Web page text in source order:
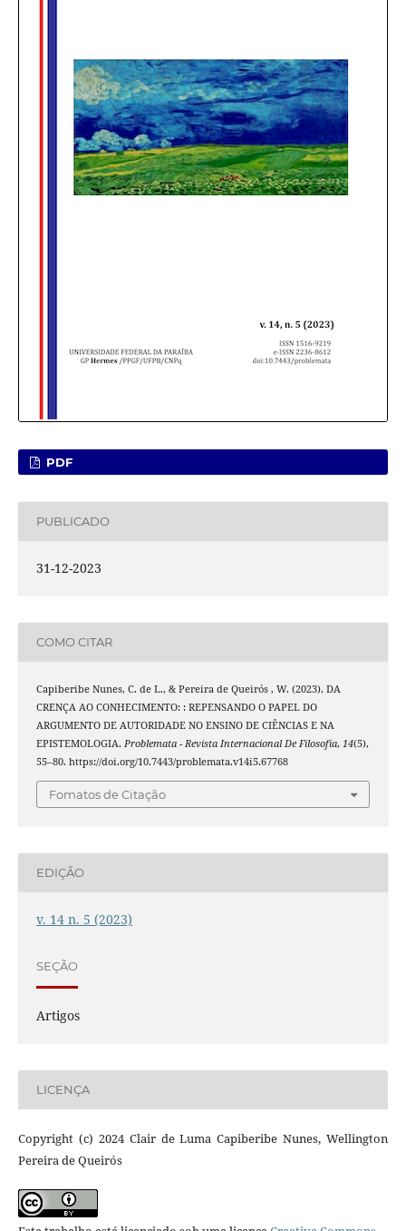
PDF
PUBLICADO
31-12-2023
COMO CITAR
Capiberibe Nunes, C. de L., & Pereira de Queirós , W. (2023). DA
CRENÇA AO CONHECIMENTO: : REPENSANDO O PAPEL DO
ARGUMENTO DE AUTORIDADE NO ENSINO DE CIÊNCIAS E NA
EPISTEMOLOGIA. Problemata - Revista Internacional De Filosofia, 14(5),
55–80. https://doi.org/10.7443/problemata.v14i5.67768
Fomatos de Citação
EDIÇÃO
v. 14 n. 5 (2023)
SEÇÃO
Artigos
LICENÇA
Copyright (c) 2024 Clair de Luma Capiberibe Nunes, Wellington
Pereira de Queirós